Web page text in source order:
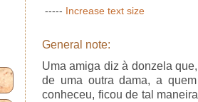
----- Increase text size
General note:
Uma amiga diz à donzela
de uma outra dama, a
conheceu, ficou de tal